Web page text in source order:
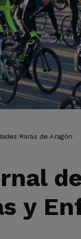
Raras de Aragón
y